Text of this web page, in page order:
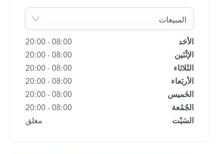
المبيعات
الأحَد 08:00
-
20:00
الإثْنَين
08:00
-
20:00
الثَلاثاء
08:00
-
20:00
الأربَعاء
08:00
-
20:00
الخَميس
08:00
-
20:00
الجُمُعة
08:00
-
20:00
السَبْت
مغلق